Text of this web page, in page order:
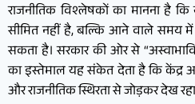
राजनीतिक विश्लेषकों का मानना है
सीमित नहीं है, बल्कि आने वाले समय में
सकता है। सरकार की ओर से
का इस्तेमाल यह संकेत देता है कि केंद्र
और राजनीतिक स्थिरता से जोड़कर देख